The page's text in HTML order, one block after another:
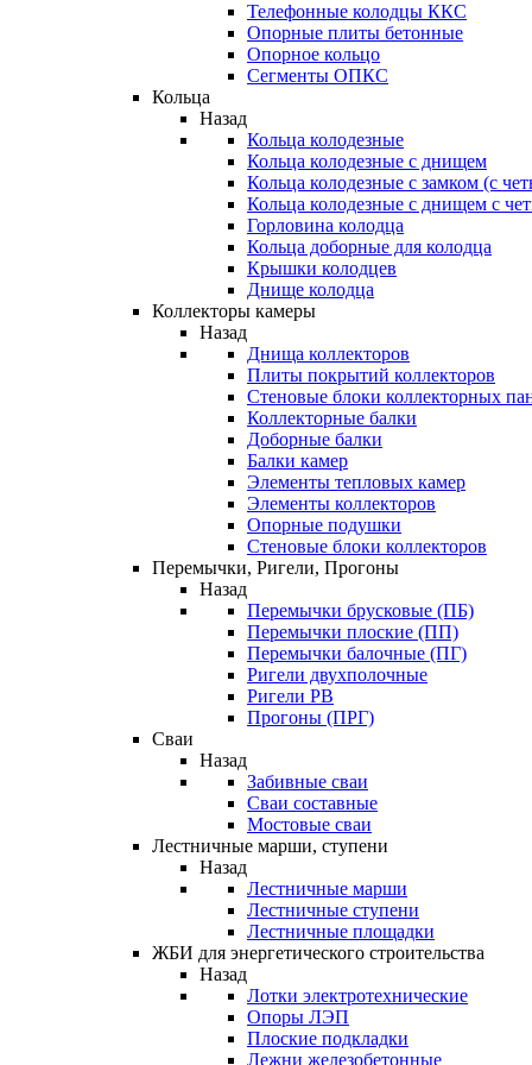
Телефонные колодцы ККС
Опорные плиты бетонные
Опорное кольцо
Сегменты ОПКС
Кольца
Назад
Кольца колодезные
Кольца колодезные с днищем
Кольца колодезные с замком (с
Кольца колодезные с днищем с
Горловина колодца
Кольца доборные для колодца
Крышки колодцев
Днище колодца
Коллекторы камеры
Назад
Днища коллекторов
Плиты покрытий коллекторов
Стеновые блоки коллекторных
Коллекторные балки
Доборные балки
Балки камер
Элементы тепловых камер
Элементы коллекторов
Опорные подушки
Стеновые блоки коллекторов
Перемычки, Ригели, Прогоны
Назад
Перемычки брусковые (ПБ)
Перемычки плоские (ПП)
Перемычки балочные (ПГ)
Ригели двухполочные
Ригели РВ
Прогоны (ПРГ)
Сваи
Назад
Забивные сваи
Сваи составные
Мостовые сваи
Лестничные марши, ступени
Назад
Лестничные марши
Лестничные ступени
Лестничные площадки
ЖБИ для энергетического строительства
Назад
Лотки электротехнические
Опоры ЛЭП
Плоские подкладки
Лежни железобетонные